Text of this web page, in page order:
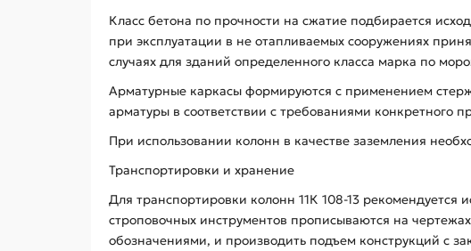
Класс бетона по прочности на сжатие подбирается
при эксплуатации в не отапливаемых сооружениях
случаях для зданий определенного класса марка по
Арматурные каркасы формируются с применением
арматуры в соответствии с требованиями конкретного
При использовании колонн в качестве заземления
Транспортировки и хранение
Для транспортировки колонн 11К 108-13
строповочных инструментов прописываются на
обозначениями, и производить подъем конструкций с